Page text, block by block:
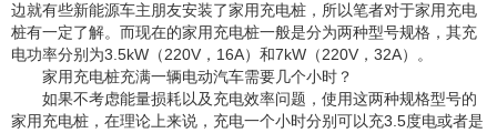
边就有些新能源车主朋友安装了家用充电桩，所以笔者对于家用充电
桩有一定了解。而现在的家用充电桩一般是分为两种型号规格，其充
电功率分别为3.5kW（220V，16A）和7kW（220V，32A）。
家用充电桩充满一辆电动汽车需要几个小时？
如果不考虑能量损耗以及充电效率问题，使用这两种规格型号的
家用充电桩，在理论上来说，充电一个小时分别可以充3.5度电或者是